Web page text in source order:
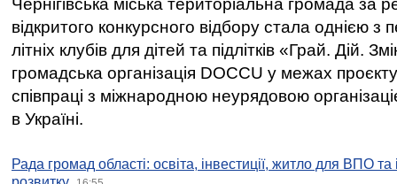
Чернігівська міська територіальна громада за
відкритого конкурсного відбору стала однією
літніх клубів для дітей та підлітків «Грай. Дій.
громадська організація DOCCU у межах
співпраці з міжнародною неурядовою
в Україні.
Рада громад області: освіта, інвестиції, житло для ВПО